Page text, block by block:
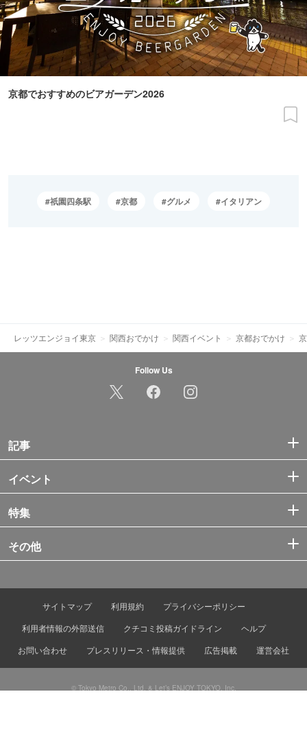
京都でおすすめのビアガーデン2026
祇園四条駅 京都 グルメ イタリアン
レッツエンジョイ東京 関西おでかけ 関西イベント 京都おでかけ
Follow Us
記事
イベント
特集
その他
サイトマップ 利用規約
プライバシーポリシー
利用者情報の外部送信
クチコミ投稿ガイドライン
ヘルプ
お問い合わせ
プレスリリース・情報提供 広告掲載 運営会社
© Tokyo Metro Co., Ltd. & Let’s ENJOY TOKYO, Inc.